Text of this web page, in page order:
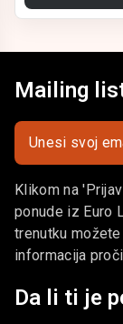
Mailing
Klikom na
ponude iz Euro
trenutku
informacija
Da li ti je